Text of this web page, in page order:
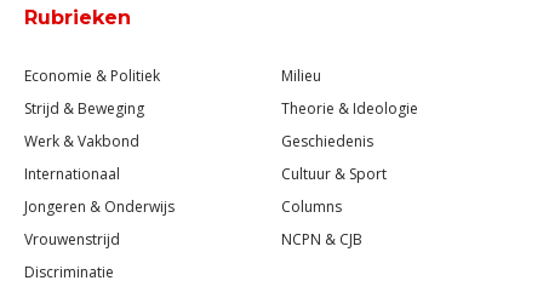
Rubrieken
Economie & Politiek
Strijd & Beweging
Werk & Vakbond
Internationaal
Jongeren & Onderwijs
Vrouwenstrijd
Discriminatie
Milieu
Theorie & Ideologie
Geschiedenis
Cultuur & Sport
Columns
NCPN & CJB